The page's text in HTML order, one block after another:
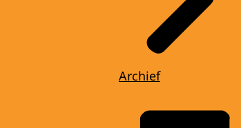
Archief